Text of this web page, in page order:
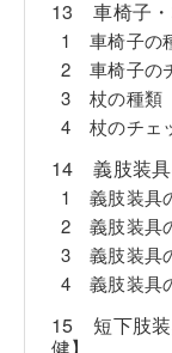
13 車椅子
1 車椅子の
2 車椅子の
3 杖の種類
4 杖のチェ
14 義肢装具
1 義肢装具
2 義肢装具
3 義肢装具
4 義肢装具
15 短下肢装
健】